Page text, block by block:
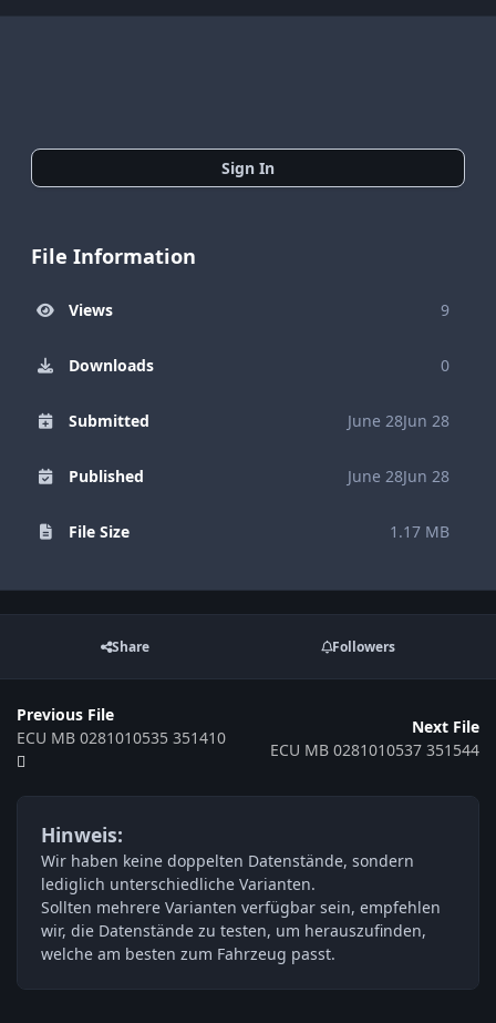
Sign In
File Information
Views 9
Downloads 0
Submitted June 28Jun 28
Published June 28Jun 28
File Size 1.17 MB
Share Followers
Previous File
ECU MB 0281010535 351410
Next File
ECU MB 0281010537 351544
Hinweis:
Wir haben keine doppelten Datenstände, sondern
lediglich unterschiedliche Varianten.
Sollten mehrere Varianten verfügbar sein, empfehlen
wir, die Datenstände zu testen, um herauszufinden,
welche am besten zum Fahrzeug passt.